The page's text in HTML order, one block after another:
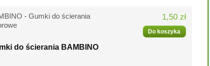
- Gumki do ścierania
do ścierania BAMBINO
1,50 zł
Do koszyka